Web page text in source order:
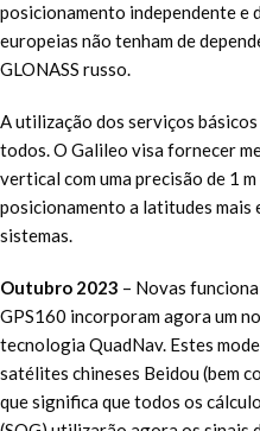
posicionamento independente e
europeias não tenham de
GLONASS russo.
A utilização dos serviços
todos. O Galileo visa fornecer
vertical com uma precisão de 1
posicionamento a latitudes mais
sistemas.
Outubro 2023 – Novas
GPS160 incorporam agora um
tecnologia QuadNav. Estes
satélites chineses Beidou (bem
que significa que todos os